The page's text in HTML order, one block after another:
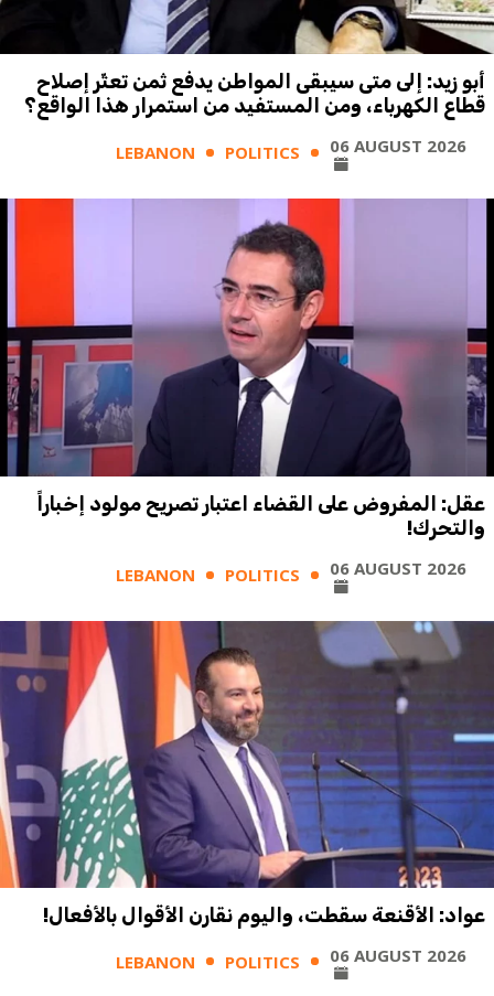
أبو زيد: إلى متى سيبقى المواطن يدفع ثمن تعثّر إصلاح
قطاع الكهرباء، ومن المستفيد من استمرار هذا الواقع؟
LEBANON POLITICS 06 AUGUST 2026
عقل: المفروض على القضاء اعتبار تصريح مولود إخباراً
والتحرك!
LEBANON POLITICS 06 AUGUST 2026
عواد: الأقنعة سقطت، واليوم نقارن الأقوال بالأفعال!
LEBANON POLITICS 06 AUGUST 2026